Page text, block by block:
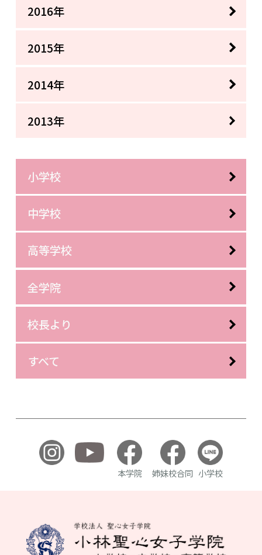
2016年
2015年
2014年
2013年
小学校
中学校
高等学校
全学院
校長より
すべて
本学院 姉妹校合同 小学校